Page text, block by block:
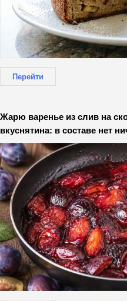
Перейти
Жарю варенье из слив на
вкуснятина: в составе нет